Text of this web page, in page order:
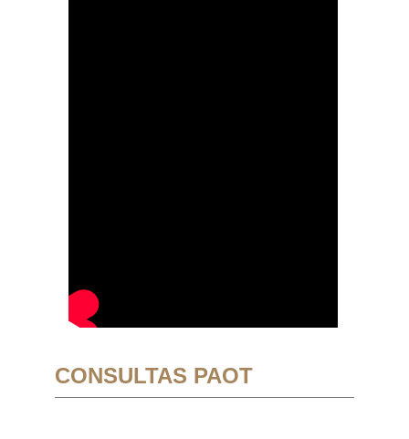
CONSULTAS PAOT